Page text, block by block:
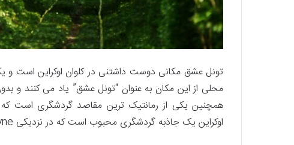
تونل عشق مکانی دوست داشتنی در کلوان اوکراین است و
محلی از این مکان به عنوان “تونل عشق” یاد می کنند و
همچنین یکی از رمانتیک ترین مقاصد گردشگری است
اوکراین یک جاذبه گردشگری محبوب است که در نزدیکی Rivne در شهر کوچک کلوان واقع شده است.